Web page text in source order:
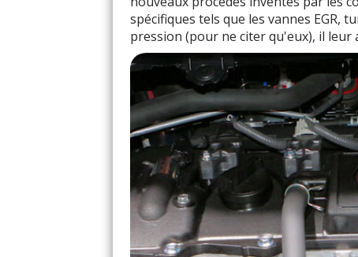
spécifiques tels que les vannes EGR,
pression (pour ne citer qu'eux), il leur